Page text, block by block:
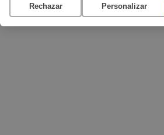
Rechazar Personalizar